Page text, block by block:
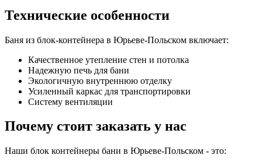
Технические особенности
Баня из блок-контейнера в Юрьеве-Польском включает:
Качественное утепление стен и потолка
Надежную печь для бани
Экологичную внутреннюю отделку
Усиленный каркас для транспортировки
Систему вентиляции
Почему стоит заказать у нас
Наши блок контейнеры бани в Юрьеве-Польском - это: